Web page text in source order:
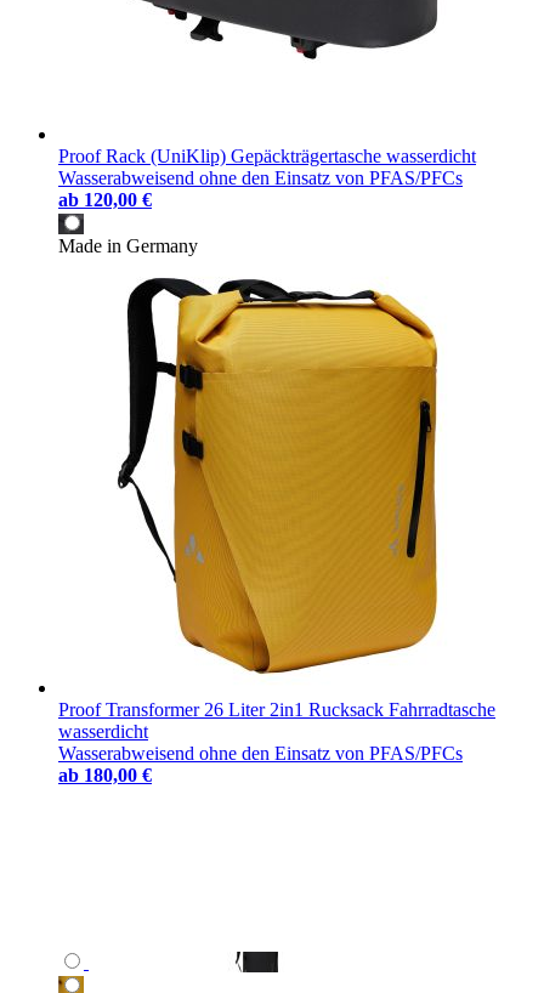
Proof Rack (UniKlip) Gepäckträgertasche wasserdicht
Wasserabweisend ohne den Einsatz von PFAS/PFCs
ab 120,00 €
Made in Germany
Proof Transformer 26 Liter 2in1 Rucksack Fahrradtasche
wasserdicht
Wasserabweisend ohne den Einsatz von PFAS/PFCs
ab 180,00 €